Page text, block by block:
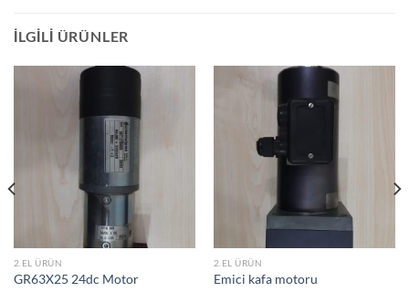
İLGILI ÜRÜNLER
2.EL ÜRÜN
GR63X25 24dc Motor
2.EL ÜRÜN
Emici kafa motoru